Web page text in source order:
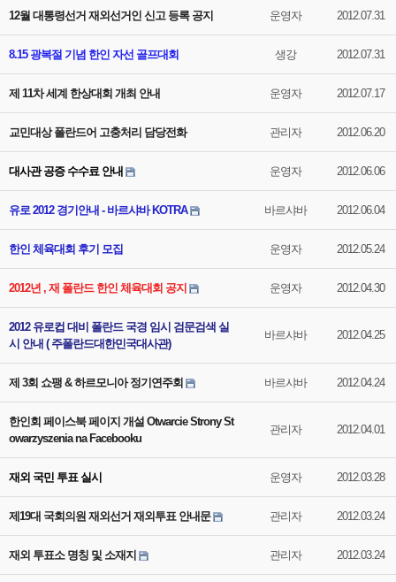
12월 대통령선거 재외선거인 신고 등록 공지 운영자 2012.07.31
8.15 광복절 기념 한인 자선 골프대회 생강 2012.07.31
제 11차 세계 한상대회 개최 안내 운영자 2012.07.17
교민대상 폴란드어 고충처리 담당전화 관리자 2012.06.20
대사관 공증 수수료 안내 운영자 2012.06.06
유로 2012 경기안내 - 바르샤바 KOTRA 바르샤바 2012.06.04
한인 체육대회 후기 모집 운영자 2012.05.24
2012년 , 재 폴란드 한인 체육대회 공지 운영자 2012.04.30
2012 유로컵 대비 폴란드 국경 임시 검문검색 실
시 안내 ( 주폴란드대한민국대사관)
바르샤바 2012.04.25
제 3회 쇼팽 & 하르모니아 정기연주회 바르샤바 2012.04.24
한인회 페이스북 페이지 개설 Otwarcie Strony St
owarzyszenia na Facebooku
관리자 2012.04.01
재외 국민 투표 실시 운영자 2012.03.28
제19대 국회의원 재외선거 재외투표 안내문 관리자 2012.03.24
재외 투표소 명칭 및 소재지 관리자 2012.03.24